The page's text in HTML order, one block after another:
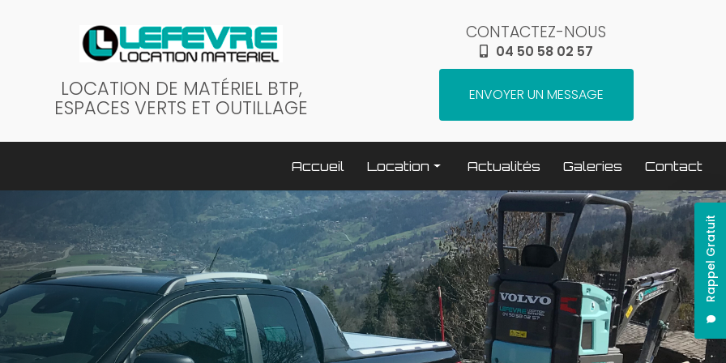
LOCATION DE MATÉRIEL BTP,
ESPACES VERTS ET OUTILLAGE
CONTACTEZ-NOUS
04 50 58 02 57
ENVOYER UN MESSAGE
Rappel Gratuit
Accueil
Location
Terrassement / compactage
Transport
Elévation / levage
Espaces verts
Traitement béton
Nettoyage
Actualités Galeries Contact